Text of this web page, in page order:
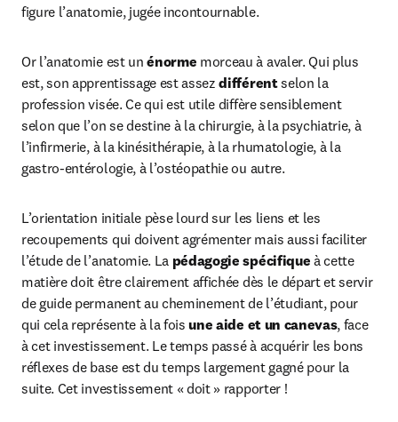
figure l’anatomie, jugée incontournable.
Or l’anatomie est un énorme morceau à avaler. Qui plus
est, son apprentissage est assez différent selon la
profession visée. Ce qui est utile diffère sensiblement
selon que l’on se destine à la chirurgie, à la psychiatrie, à
l’infirmerie, à la kinésithérapie, à la rhumatologie, à la
gastro-entérologie, à l’ostéopathie ou autre.
L’orientation initiale pèse lourd sur les liens et les
recoupements qui doivent agrémenter mais aussi faciliter
l’étude de l’anatomie. La pédagogie spécifique à cette
matière doit être clairement affichée dès le départ et servir
de guide permanent au cheminement de l’étudiant, pour
qui cela représente à la fois une aide et un canevas, face
à cet investissement. Le temps passé à acquérir les bons
réflexes de base est du temps largement gagné pour la
suite. Cet investissement « doit » rapporter !